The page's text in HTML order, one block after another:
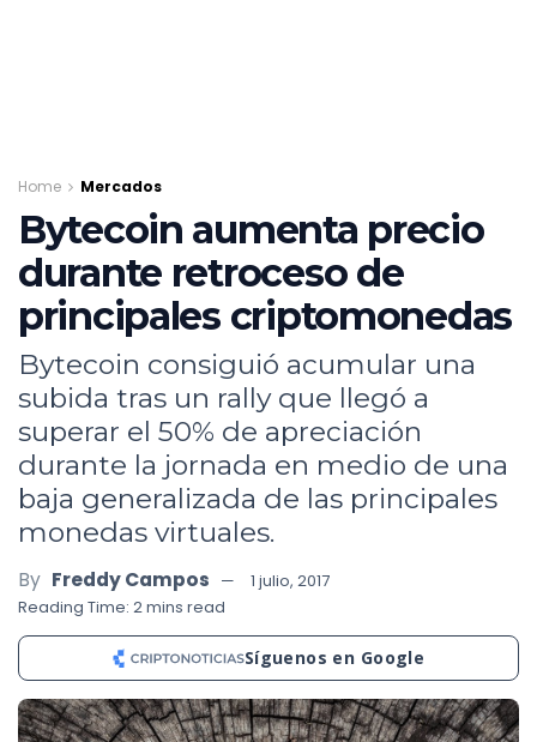
Home Mercados
Bytecoin aumenta precio
durante retroceso de
principales criptomonedas
Bytecoin consiguió acumular una
subida tras un rally que llegó a
superar el 50% de apreciación
durante la jornada en medio de una
baja generalizada de las principales
monedas virtuales.
By Freddy Campos
1 julio, 2017
Reading Time: 2 mins read
Síguenos en Google